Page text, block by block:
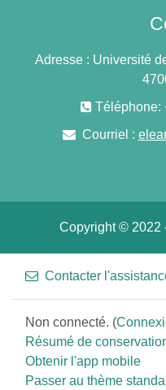
Adresse : Université
Téléphone:
Courriel :
Copyright © 2022
Contacter
Non connecté. (
Résumé de
Obtenir l'app mobile
Passer au thème